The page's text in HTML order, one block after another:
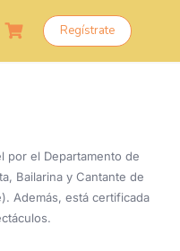
Regístrate
por el Departamento de
Bailarina y Cantante de
Además, está certificada